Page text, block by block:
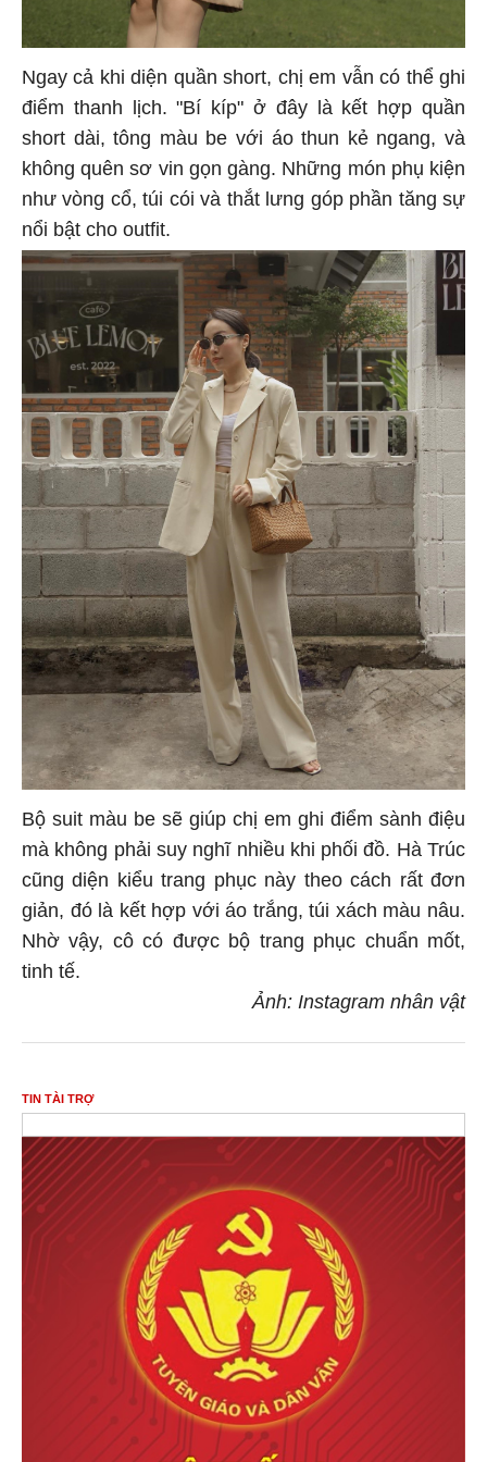
Ngay cả khi diện quần short, chị em vẫn có thể ghi
điểm thanh lịch. "Bí kíp" ở đây là kết hợp quần
short dài, tông màu be với áo thun kẻ ngang, và
không quên sơ vin gọn gàng. Những món phụ kiện
như vòng cổ, túi cói và thắt lưng góp phần tăng sự
nổi bật cho outfit.
Bộ suit màu be sẽ giúp chị em ghi điểm sành điệu
mà không phải suy nghĩ nhiều khi phối đồ. Hà Trúc
cũng diện kiểu trang phục này theo cách rất đơn
giản, đó là kết hợp với áo trắng, túi xách màu nâu.
Nhờ vậy, cô có được bộ trang phục chuẩn mốt,
tinh tế.
Ảnh: Instagram nhân vật
TIN TÀI TRỢ